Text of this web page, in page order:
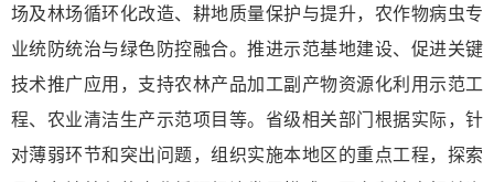
场及林场循环化改造、耕地质量保护与提升，农作物病虫专
业统防统治与绿色防控融合。推进示范基地建设、促进关键
技术推广应用，支持农林产品加工副产物资源化利用示范工
程、农业清洁生产示范项目等。省级相关部门根据实际，针
对薄弱环节和突出问题，组织实施本地区的重点工程，探索